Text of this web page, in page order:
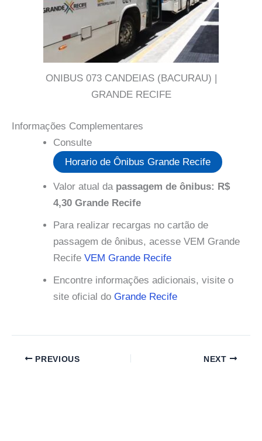
ONIBUS 073 CANDEIAS (BACURAU) |
GRANDE RECIFE
Informações Complementares
Consulte
Horario de Ônibus Grande Recife
Valor atual da passagem de ônibus: R$
4,30 Grande Recife
Para realizar recargas no cartão de
passagem de ônibus, acesse VEM Grande
Recife VEM Grande Recife
Encontre informações adicionais, visite o
site oficial do Grande Recife
PREVIOUS NEXT